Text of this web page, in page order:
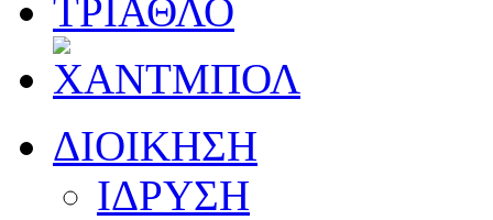
ΔΙΟΙΚΗΣΗ
ΙΔΡΥΣΗ